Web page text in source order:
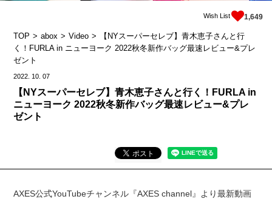
TOP abox Video
【NYスーパーセレブ】青木恵子さんと行
く！FURLA in ニューヨーク 2022秋冬新作バッグ最速レビュー&プレ
ゼント
Wish List 1,649
2022. 10. 07
【NYスーパーセレブ】青木恵子さんと行く！FURLA in
ニューヨーク 2022秋冬新作バッグ最速レビュー&プレ
ゼント
AXES公式YouTubeチャンネル『AXES channel』より最新動画